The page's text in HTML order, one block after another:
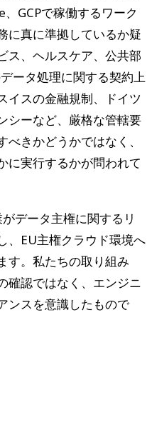
GCPで稼働するワーク
に真に準拠しているか疑
ス、ヘルスケア、公共部
ータ処理に関する契約上
イスの金融規制、ドイツ
シーなど、厳格な管轄要
きかどうかではなく、
に実行するかが問われて
データ主権に関するリ
、EU主権クラウド環境へ
す。私たちの取り組み
確認ではなく、エンジニ
ンスを意識したもので